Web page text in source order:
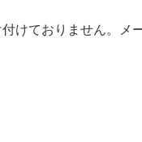
けておりません。メ